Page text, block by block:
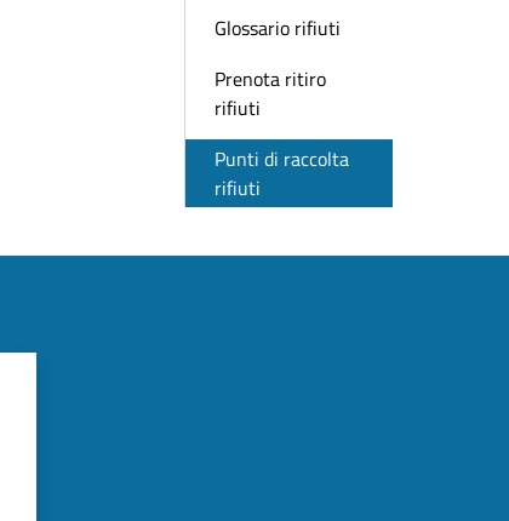
Glossario rifiuti
Prenota ritiro
rifiuti
Punti di raccolta
rifiuti